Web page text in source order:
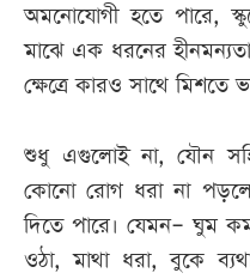
অমনোযোগী হতে পারে,
মাঝে এক ধরনের
ক্ষেত্রে কারও সাথে মিশতে
শুধু এগুলোই না, যৌন
কোনো রোগ ধরা না
দিতে পারে। যেমন‒ ঘুম
ওঠা, মাথা ধরা, বুকে